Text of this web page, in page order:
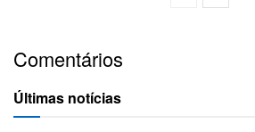
Comentários
Últimas notícias